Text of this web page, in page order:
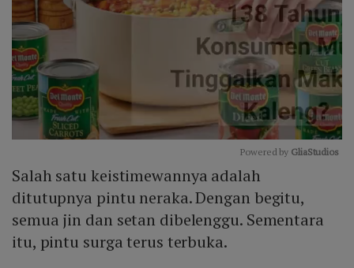
Powered by GliaStudios
Salah satu keistimewannya adalah
ditutupnya pintu neraka. Dengan begitu,
semua jin dan setan dibelenggu. Sementara
itu, pintu surga terus terbuka.